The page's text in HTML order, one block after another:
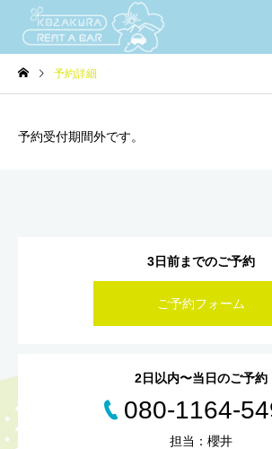
予約詳細
予約受付期間外です。
3日前までのご予約
ご予約フォーム
2日以内〜当日のご予約
080-1164-
担当：櫻井